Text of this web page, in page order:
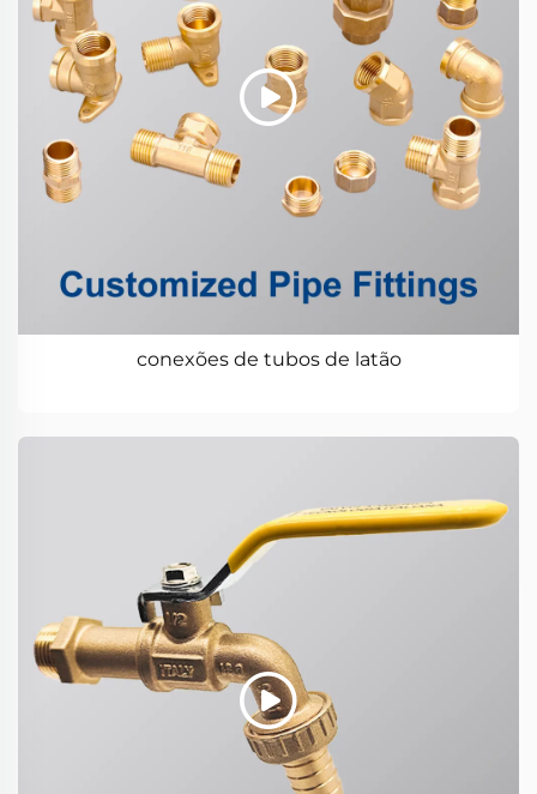
conexões de tubos de latão